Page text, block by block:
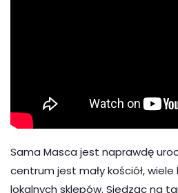
Sama Masca jest naprawdę
centrum jest mały kościół,
lokalnych sklepów. Siedząc na